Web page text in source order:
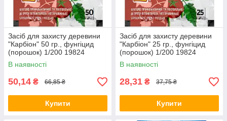
Засіб для захисту деревини
"Карбіон" 50 гр., фунгіцид
(порошок) 1/200 19824
В наявності
50,14 ₴ 66,85 ₴
Купити
Засіб для захисту деревини
"Карбіон" 25 гр., фунгіцид
(порошок) 1/200 19824
В наявності
28,31 ₴ 37,75 ₴
Купити